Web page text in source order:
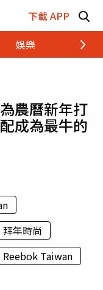
下載 APP
娛樂 財經
農曆新年打
成為最牛的
拜年時尚
Reebok Taiwan